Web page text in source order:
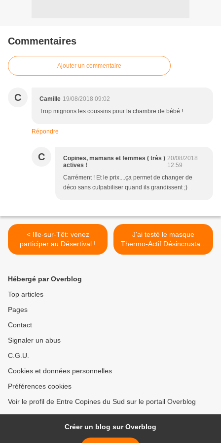
Commentaires
Ajouter un commentaire
C Camille 19/08/2018 09:02
Trop mignons les coussins pour la chambre de bébé !
Répondre
C
Copines, mamans et femmes ( très )
actives !
20/08/2018
12:59
Carrément ! Et le prix....ça permet de changer de
déco sans culpabiliser quand ils grandissent ;)
< Ille-sur-Têt: venez
participer au Désertival !
J'ai testé le masque
Thermo-Actif Désincrustant
Aroma Perfect de Nuxe >
Hébergé par Overblog
Top articles
Pages
Contact
Signaler un abus
C.G.U.
Cookies et données personnelles
Préférences cookies
Voir le profil de Entre Copines du Sud sur le portail Overblog
Créer un blog sur Overblog